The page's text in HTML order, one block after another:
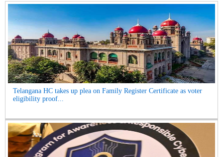
Telangana HC takes up plea on Family Register Certificate as voter
eligibility proof...